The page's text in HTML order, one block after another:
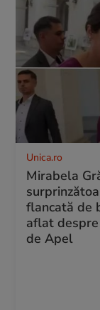
Unica.ro
Mirabela
flancată de
aflat
de Apel